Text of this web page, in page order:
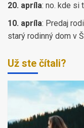
20. apríla: no. kde si
10. apríla: Predaj
starý rodinný dom v
Už ste čítali?